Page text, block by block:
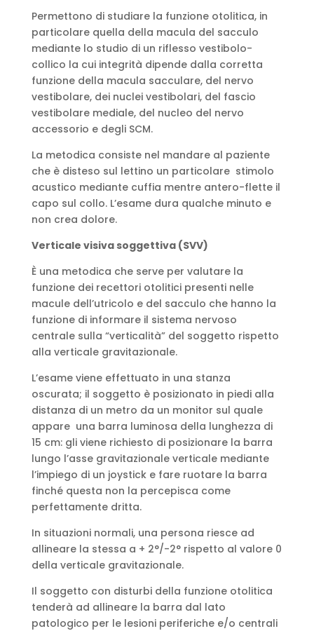
Permettono di studiare la funzione otolitica, in
particolare quella della macula del sacculo
mediante lo studio di un riflesso vestibolo-
collico la cui integrità dipende dalla corretta
funzione della macula sacculare, del nervo
vestibolare, dei nuclei vestibolari, del fascio
vestibolare mediale, del nucleo del nervo
accessorio e degli SCM.
La metodica consiste nel mandare al paziente
che è disteso sul lettino un particolare stimolo
acustico mediante cuffia mentre antero-flette il
capo sul collo. L’esame dura qualche minuto e
non crea dolore.
Verticale visiva soggettiva (SVV)
È una metodica che serve per valutare la
funzione dei recettori otolitici presenti nelle
macule dell’utricolo e del sacculo che hanno la
funzione di informare il sistema nervoso
centrale sulla “verticalità” del soggetto rispetto
alla verticale gravitazionale.
L’esame viene effettuato in una stanza
oscurata; il soggetto è posizionato in piedi alla
distanza di un metro da un monitor sul quale
appare una barra luminosa della lunghezza di
15 cm: gli viene richiesto di posizionare la barra
lungo l’asse gravitazionale verticale mediante
l’impiego di un joystick e fare ruotare la barra
finché questa non la percepisca come
perfettamente dritta.
In situazioni normali, una persona riesce ad
allineare la stessa a + 2°/-2° rispetto al valore 0
della verticale gravitazionale.
Il soggetto con disturbi della funzione otolitica
tenderà ad allineare la barra dal lato
patologico per le lesioni periferiche e/o centrali